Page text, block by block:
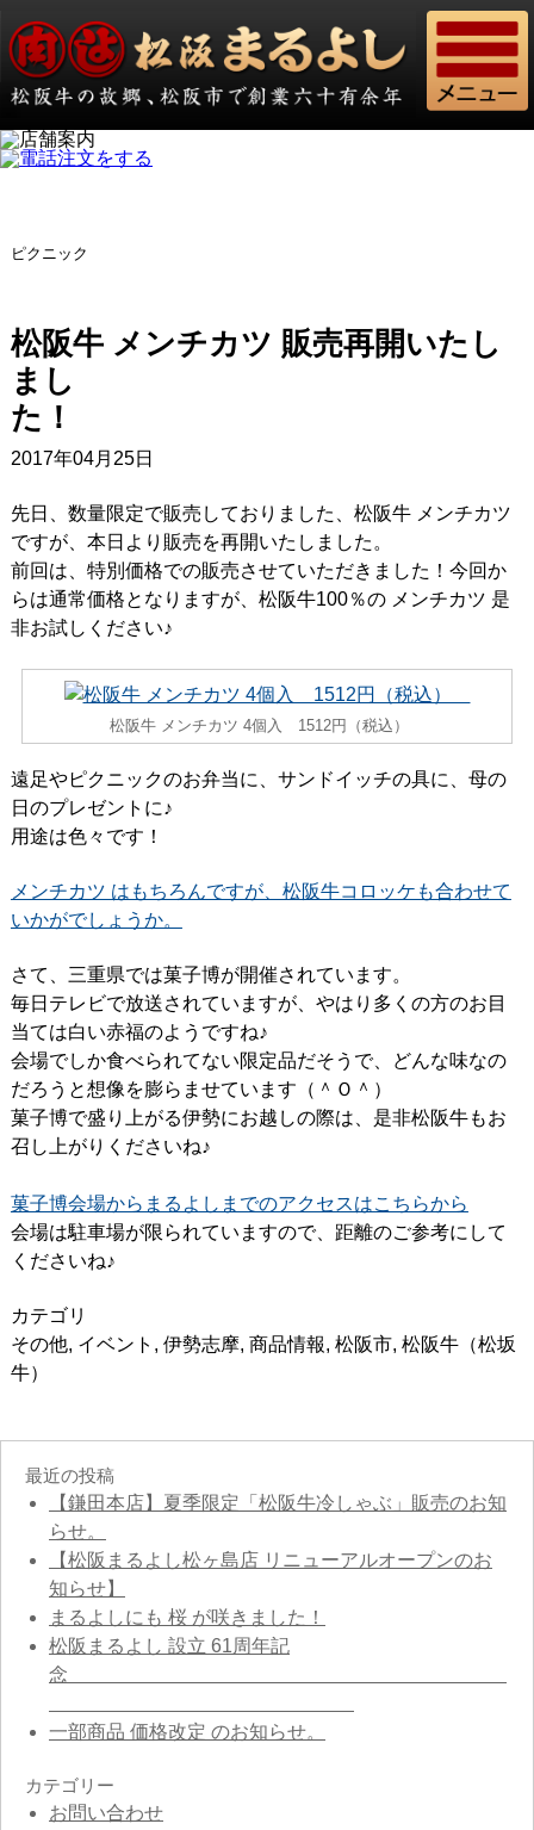
ピクニック
松阪牛 メンチカツ 販売再開いたし
まし
た
2017年04月25日
先日、数量限定で販売しておりました、松阪牛 メンチカツ
ですが、本日より販売を再開いたしました。
前回は、特別価格での販売させていただきました！今回か
らは通常価格となりますが、松阪牛100％の メンチカツ 是
非お試しください♪
松阪牛 メンチカツ 4個入 1512円（税込）
遠足やピクニックのお弁当に、サンドイッチの具に、母の
日のプレゼントに♪
用途は色々です！
メンチカツ はもちろんですが、松阪牛コロッケも合わせて
いかがでしょうか。
さて、三重県では菓子博が開催されています。
毎日テレビで放送されていますが、やはり多くの方のお目
当ては白い赤福のようですね♪
会場でしか食べられてない限定品だそうで、どんな味なの
だろうと想像を膨らませています（＾Ｏ＾）
菓子博で盛り上がる伊勢にお越しの際は、是非松阪牛もお
召し上がりくださいね♪
菓子博会場からまるよしまでのアクセスはこちらから
会場は駐車場が限られていますので、距離のご参考にして
くださいね♪
カテゴリ
その他, イベント , 伊勢志摩, 商品情報, 松阪市, 松阪牛（松坂
牛）
最近の投稿
【鎌田本店】夏季限定「松阪牛冷しゃぶ」販売のお知
らせ。
【松阪まるよし松ヶ島店 リニューアルオープンのお
知らせ】
まるよしにも 桜 が咲きました！
松阪まるよし 設立 61周年記
念
一部商品 価格改定 のお知らせ。
カテゴリー
お問い合わせ